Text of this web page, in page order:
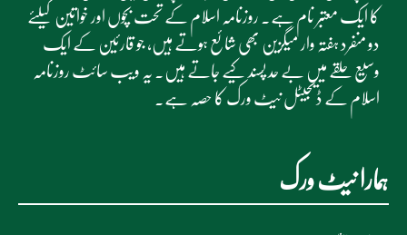
کا ایک معتبر نام ہے۔ روزنامہ اسلام کے تحت بچوں اور خواتین کیلئے
دو منفرد ہفتہ وار میگزین بھی شائع ہوتے ہیں، جو قارئین کے ایک
وسیع حلقے میں بے حد پسند کیے جاتے ہیں۔ یہ ویب سائٹ روزنامہ
اسلام کے ڈیجیٹل نیٹ ورک کا حصہ ہے۔
ہمارا نیٹ ورک